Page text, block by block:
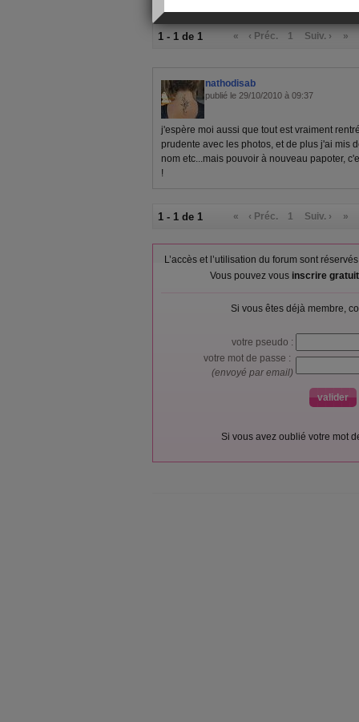
1 - 1 de 1 « ‹ Préc. 1 Suiv. › »
nathodisab
publié le 29/10/2010 à 09:37
j'espère moi aussi que tout est vraiment
prudente avec les photos, et de plus j'ai mis
nom etc...mais pouvoir à nouveau papoter,
!
1 - 1 de 1 « ‹ Préc. 1 Suiv. › »
L’accès et l’utilisation du forum sont
Vous pouvez vous inscrire
Si vous êtes déjà membre,
votre pseudo :
votre mot de passe :
(envoyé par email)
Si vous avez oublié votre mot